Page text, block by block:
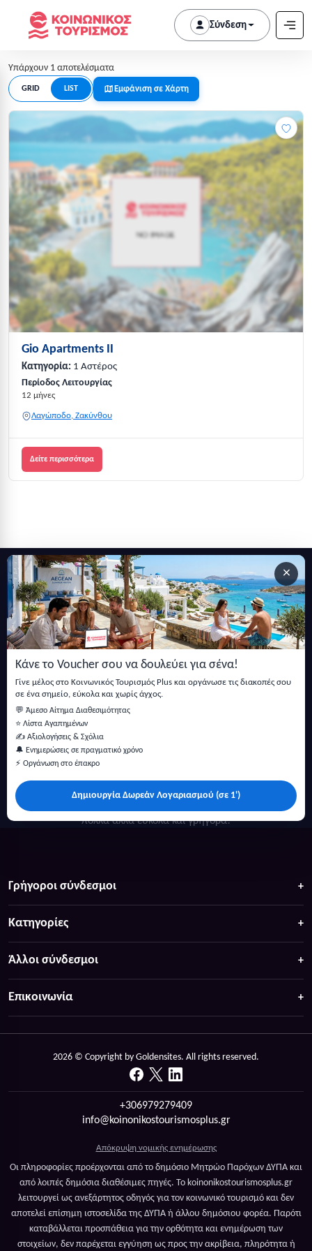
Σύνδεση
Υπάρχουν 1 αποτελέσματα
GRID LIST Εμφάνιση σε Χάρτη
Gio Apartments II
Κατηγορία: 1 Αστέρος
Περίοδος Λειτουργίας
12 μήνες
Λαγώποδο, Ζακύνθου
Δείτε περισσότερα
×
Κάνε το Voucher σου να δουλεύει για σένα!
Γίνε μέλος στο Κοινωνικός Τουρισμός Plus και οργάνωσε τις διακοπές σου
σε ένα σημείο, εύκολα και χωρίς άγχος.
💬 Άμεσο Αίτημα Διαθεσιμότητας
⭐ Λίστα Αγαπημένων
✍️ Αξιολογήσεις & Σχόλια
🔔 Ενημερώσεις σε πραγματικό χρόνο
⚡ Οργάνωση στο έπακρο
Δημιουργία Δωρεάν Λογαριασμού (σε 1')
Εγγραφείτε στο newsletter μας
Μείνετε ενημερωμένοι με τις τελευταίες ειδήσεις, ανακοινώσεις
και άρθρα.
πολλά άλλα ευκολα και γρήγορα!
Γρήγοροι σύνδεσμοι
Κατηγορίες
Άλλοι σύνδεσμοι
Επικοινωνία
2026 © Copyright by Goldensites. All rights reserved.
+306979279409
info@koinonikostourismosplus.gr
Απόκρυψη νομικής ενημέρωσης
Οι πληροφορίες προέρχονται από το δημόσιο Μητρώο Παρόχων ΔΥΠΑ και
από λοιπές δημόσια διαθέσιμες πηγές. Το koinonikostourismosplus.gr
λειτουργεί ως ανεξάρτητος οδηγός για τον κοινωνικό τουρισμό και δεν
αποτελεί επίσημη ιστοσελίδα της ΔΥΠΑ ή άλλου δημόσιου φορέα. Παρότι
καταβάλλεται προσπάθεια για την ορθότητα και ενημέρωση των
στοιχείων, δεν παρέχεται εγγύηση ως προς την ακρίβεια, πληρότητα ή